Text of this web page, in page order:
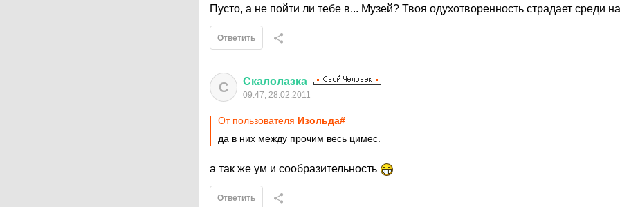
Пусто, а не пойти ли тебе в... Музей? Твоя одухотворенность страдает среди
Ответить
С Скалолазка
09:47, 28.02.2011
От пользователя Изольда#
да в них между прочим весь цимес.
а так же ум и сообразительность
Ответить